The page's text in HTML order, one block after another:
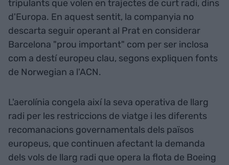
tripulants que volen en trajectes de curt radi, dins
d'Europa. En aquest sentit, la companyia no
descarta seguir operant al Prat en considerar
Barcelona "prou important" com per ser inclosa
com a destí europeu clau, segons expliquen fonts
de Norwegian a l'ACN.
L'aerolínia congela així la seva operativa de llarg
radi per les restriccions de viatge i les diferents
recomanacions governamentals dels països
europeus, que continuen afectant la demanda
dels vols de llarg radi que opera la flota de Boeing